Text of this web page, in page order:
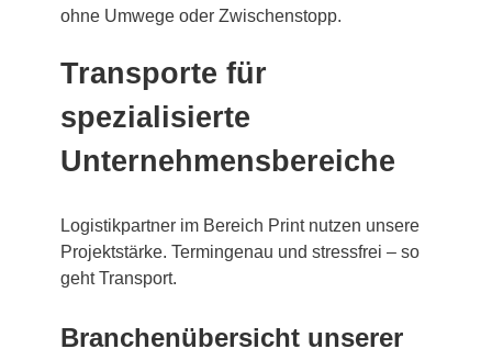
ohne Umwege oder Zwischenstopp.
Transporte für
spezialisierte
Unternehmensbereiche
Logistikpartner im Bereich Print nutzen unsere
Projektstärke. Termingenau und stressfrei – so
geht Transport.
Branchenübersicht unserer